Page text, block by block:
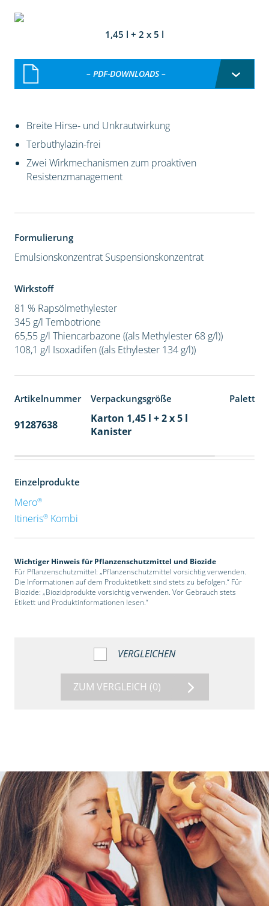
1,45 l + 2 x 5 l
– PDF-DOWNLOADS –
Breite Hirse- und Unkrautwirkung
Terbuthylazin-frei
Zwei Wirkmechanismen zum proaktiven
Resistenzmanagement
Formulierung
Emulsionskonzentrat Suspensionskonzentrat
Wirkstoff
81 % Rapsölmethylester
345 g/l Tembotrione
65,55 g/l Thiencarbazone ((als Methylester 68 g/l))
108,1 g/l Isoxadifen ((als Ethylester 134 g/l))
Artikelnummer Verpackungsgröße
91287638
Karton 1,45 l + 2 x 5 l
Kanister
Einzelprodukte
Mero®
Itineris®Kombi
Wichtiger Hinweis für Pflanzenschutzmittel und Biozide
Für Pflanzenschutzmittel: „Pflanzenschutzmittel vorsichtig verwenden.
Die Informationen auf dem Produktetikett sind stets zu befolgen.“ Für
Biozide: „Biozidprodukte vorsichtig verwenden. Vor Gebrauch stets
Etikett und Produktinformationen lesen.“
VERGLEICHEN
ZUM VERGLEICH (0)